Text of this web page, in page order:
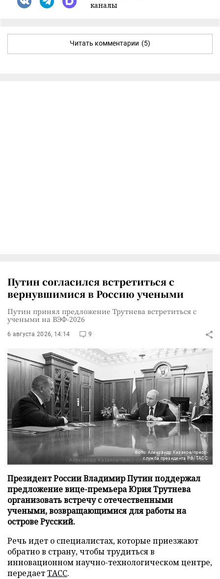
каналы
Читать комментарии (5)
Путин согласился встретиться с
вернувшимися в Россию учеными
Путин принял предложение Трутнева встретиться с
учеными на ВЭФ-2026
6 августа 2026, 14:14 9
Фото: Александр Казаков/пресс-
служба президента РФ/ТАСС
Президент России Владимир Путин поддержал
предложение вице-премьера Юрия Трутнева
организовать встречу с отечественными
учеными, возвращающимися для работы на
острове Русский.
Речь идет о специалистах, которые приезжают
обратно в страну, чтобы трудиться в
инновационном научно-технологическом центре,
передаетТАСС.